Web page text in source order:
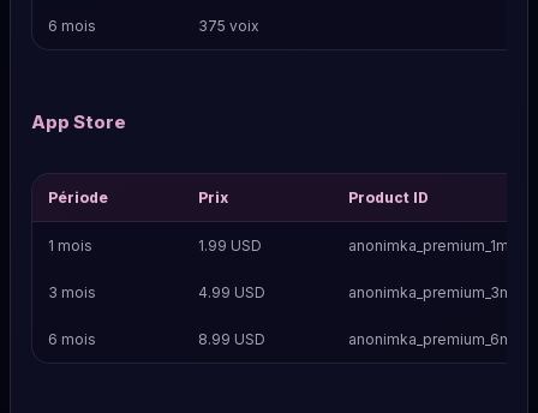
6 mois 375 voix
App Store
Période Prix Product ID
1 mois 1.99 USD anonimka_premium_1m
3 mois 4.99 USD anonimka_premium_3m
6 mois 8.99 USD anonimka_premium_6m